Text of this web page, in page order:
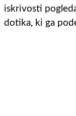
iskrivosti
dotika, ki ga